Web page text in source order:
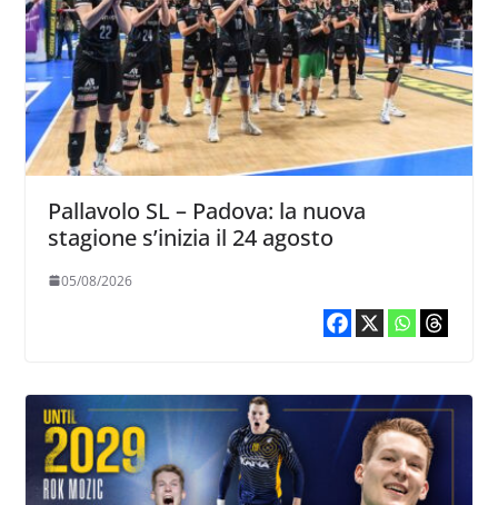
Pallavolo SL – Padova: la nuova
stagione s’inizia il 24 agosto
05/08/2026